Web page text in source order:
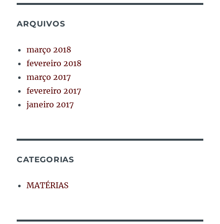
ARQUIVOS
março 2018
fevereiro 2018
março 2017
fevereiro 2017
janeiro 2017
CATEGORIAS
MATÉRIAS